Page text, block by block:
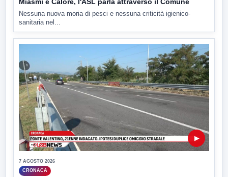
Nessuna nuova moria di pesci e nessuna criticità igienico-
sanitaria nel...
▶
7 AGOSTO 2026
CRONACA